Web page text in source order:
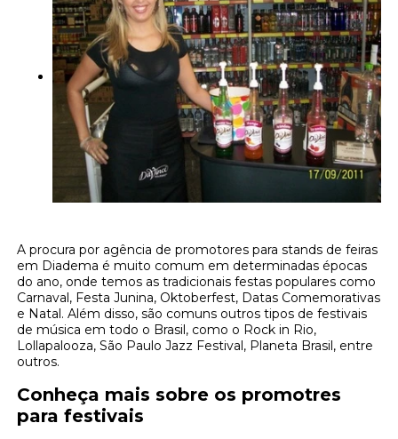
A procura por agência de promotores para stands de feiras
em Diadema é muito comum em determinadas épocas
do ano, onde temos as tradicionais festas populares como
Carnaval, Festa Junina, Oktoberfest, Datas Comemorativas
e Natal. Além disso, são comuns outros tipos de festivais
de música em todo o Brasil, como o Rock in Rio,
Lollapalooza, São Paulo Jazz Festival, Planeta Brasil, entre
outros.
Conheça mais sobre os promotres
para festivais